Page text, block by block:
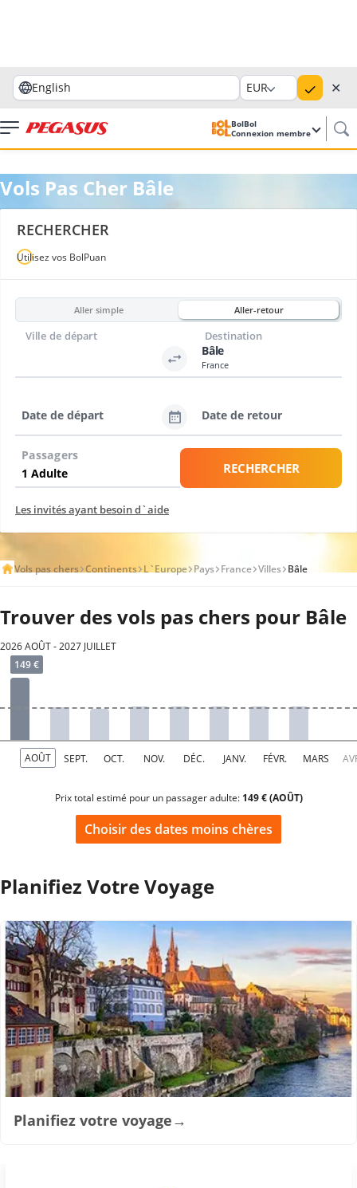
English EUR ✕
BolBol
Connexion membre
Vols Pas Cher Bâle
RECHERCHER
Utilisez vos BolPuan
Aller simple Aller-retour
Ville de départ
Bâle
France
Destination
Date de départ Date de retour
Passagers
RECHERCHER
Les invités ayant besoin d`aide
Vols pas chers Continents L`Europe Pays France Villes Bâle
Trouver des vols pas chers pour Bâle
2026 AOÛT - 2027 JUILLET
Prix total estimé pour un passager adulte: 149 € (AOÛT)
Choisir des dates moins chères
Planifiez Votre Voyage
Planifiez votre voyage→